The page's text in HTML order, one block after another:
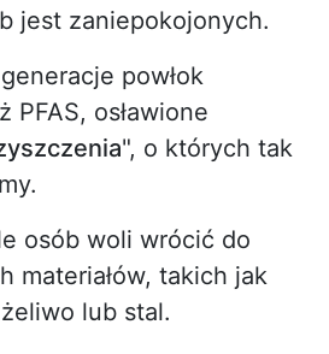
jest zaniepokojonych.
powłok
PFAS, osławione
", o których tak
osób woli wrócić do
materiałów, takich jak
lub stal.